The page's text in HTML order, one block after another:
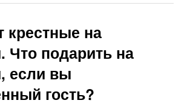
крестные на
Что подарить на
если вы
гость?